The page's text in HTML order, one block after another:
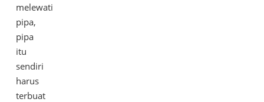
melewati
pipa,
pipa
itu
sendiri
harus
terbuat